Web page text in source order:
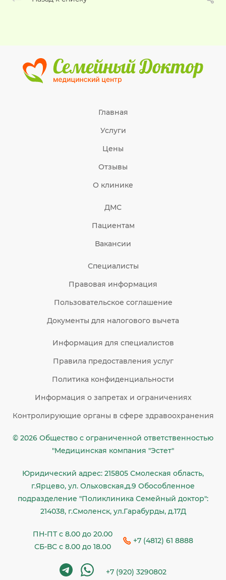
Главная
Услуги
Цены
Отзывы
О клинике
ДМС
Пациентам
Вакансии
Специалисты
Правовая информация
Пользовательское соглашение
Документы для налогового вычета
Информация для специалистов
Правила предоставления услуг
Политика конфиденциальности
Информация о запретах и ограничениях
Контролирующие органы в сфере здравоохранения
© 2026 Общество c ограниченной ответственностью
"Медицинская компания "Эстет"
Юридический адрес: 215805 Смолеская область,
г.Ярцево, ул. Ольховская,д.9 Обособленное
подразделение "Поликлиника Семейный доктор":
214038, г.Смоленск, ул.Гарабурды, д.17Д
ПН-ПТ с 8.00 до 20.00
СБ-ВС с 8.00 до 18.00
+7 (4812) 61 8888
+7 (920) 3290802